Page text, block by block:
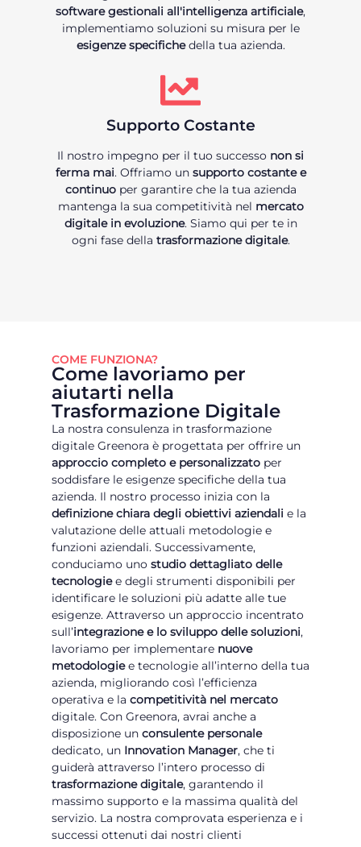
software gestionali all'intelligenza artificiale,
implementiamo soluzioni su misura per le
esigenze specifichedella tua azienda.
Supporto Costante
Il nostro impegno per il tuo successo non si
ferma mai. Offriamo un supporto costante e
continuoper garantire che la tua azienda
mantenga la sua competitività nel mercato
digitale in evoluzione. Siamo qui per te in
ogni fase della trasformazione digitale.
COME FUNZIONA?
Come lavoriamo per
aiutarti nella
Trasformazione Digitale
La nostra consulenza in trasformazione
digitale Greenora è progettata per offrire un
approccio completo e personalizzato per
soddisfare le esigenze specifiche della tua
azienda. Il nostro processo inizia con la
definizione chiara degli obiettivi aziendali e la
valutazione delle attuali metodologie e
funzioni aziendali. Successivamente,
conduciamo uno studio dettagliato delle
tecnologiee degli strumenti disponibili per
identificare le soluzioni più adatte alle tue
esigenze. Attraverso un approccio incentrato
sull’integrazione e lo sviluppo delle soluzioni,
lavoriamo per implementare nuove
metodologiee tecnologie all’interno della tua
azienda, migliorando così l’efficienza
operativa e la competitività nel mercato
digitale. Con Greenora, avrai anche a
disposizione un consulente personale
dedicato, un Innovation Manager, che ti
guiderà attraverso l’intero processo di
trasformazione digitale, garantendo il
massimo supporto e la massima qualità del
servizio. La nostra comprovata esperienza e i
successi ottenuti dai nostri clienti